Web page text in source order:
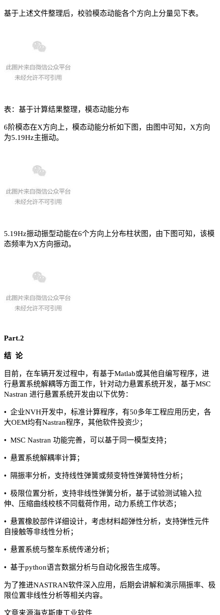
基于上述文件整理后，校验模态动能各个方向上分量见下表。
表：基于计算结果整理，模态动能分布
6阶模态在X方向上，模态动能分析如下图，由图中可知，X方向
为5.19Hz主振动。
5.19Hz振动振型动能在6个方向上分布柱状图，由下图可知，该模
态频率为X方向振动。
Part.2
结 论
目前，在车辆开发过程中，有基于Matlab或其他自编写程序，进
行悬置系统解耦等方面工作，针对动力悬置系统开发，基于MSC
Nastran 进行悬置系统开发由以下优势：
• 企业NVH开发中，标准计算程序，有50多年工程应用历史，各
大OEM均有Nastran程序，其他软件投资少；
• MSC Nastran 功能完善，可以基于同一模型支持；
• 悬置系统解耦率计算；
• 隔振率分析，支持线性弹簧或频变特性弹簧特性分析；
• 极限位置分析，支持非线性弹簧分析，基于试验测试输入拉
伸、压缩曲线校核不同载荷作用，动力系统工作状态；
• 悬置橡胶部件详细设计，考虑材料超弹性分析，支持弹性元件
自接触等非线性分析；
• 悬置系统与整车系统传递分析；
• 基于python语言数据分析与自动化报告生成等。
为了推进NASTRAN软件深入应用，后期会讲解和演示隔振率、极
限位置非线性分析等相关内容。
文章来源海克斯康工业软件